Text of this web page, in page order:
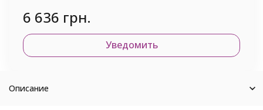
6 636 грн.
Уведомить
Описание